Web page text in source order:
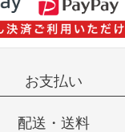
お支払い
配送・送料